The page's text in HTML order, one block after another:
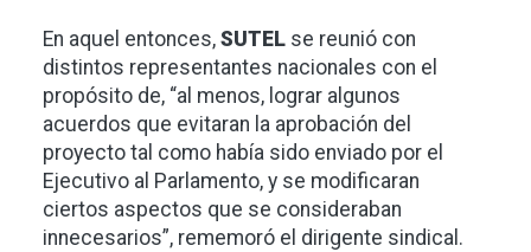
En aquel entonces, SUTEL se reunió con
distintos representantes nacionales con el
propósito de, “al menos, lograr algunos
acuerdos que evitaran la aprobación del
proyecto tal como había sido enviado por el
Ejecutivo al Parlamento, y se modificaran
ciertos aspectos que se consideraban
innecesarios”, rememoró el dirigente sindical.